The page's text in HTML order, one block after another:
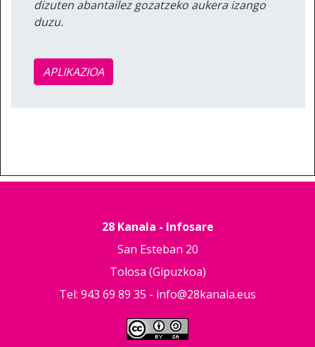
dizuten abantailez gozatzeko aukera izango
duzu.
APLIKAZIOA
28 Kanala - Infosare
San Esteban 20
Tolosa (Gipuzkoa)
Tel: 943 69 89 35 - info@28kanala.eus